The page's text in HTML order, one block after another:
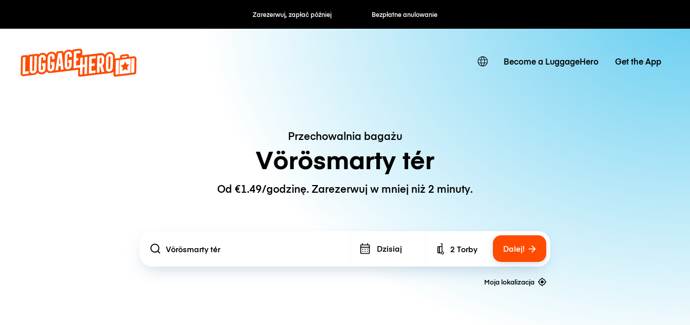
Zarezerwuj, zapłać później Bezpłatne anulowanie Stawki godzinowe / dzienne
Become a LuggageHero Get the App
Przechowalnia bagażu
Vörösmarty tér
Od €1.49/godzinę. Zarezerwuj w mniej niż 2 minuty.
Location Dzisiaj Number of bags
2 Torby Dalej!
Moja lokalizacja